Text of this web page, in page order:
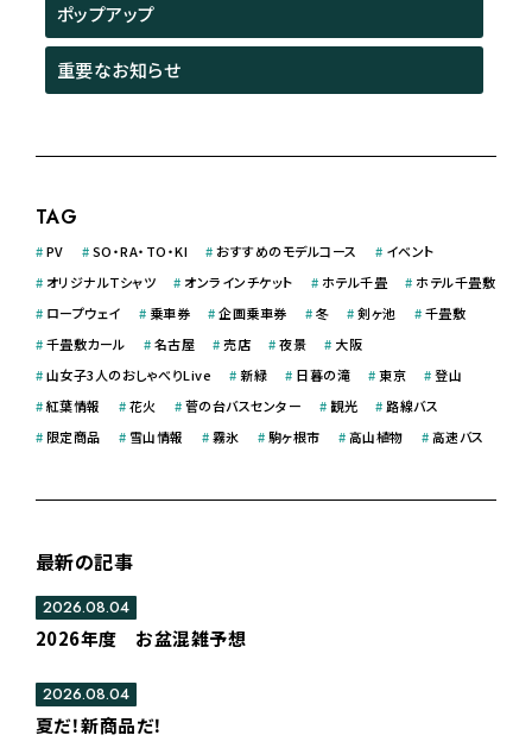
ポップアップ
重要なお知らせ
TAG
#PV #SO・RA・TO・KI #おすすめのモデルコース # イベント
# オリジナルＴシャツ # オンラインチケット # ホテル千畳 # ホテル千畳敷
# ロープウェイ # 乗車券 #企画乗車券 #冬 #剣ヶ池 #千畳敷
#千畳敷カール #名古屋 #売店 #夜景 # 大阪
#山女子3人のおしゃべりLive # 新緑 # 日暮の滝 #東京 #登山
#紅葉情報 #花火 #菅の台バスセンター # 観光 # 路線バス
# 限定商品 # 雪山情報 #霧氷 #駒ヶ根市 #高山植物 #高速バス
最新の記事
2026年度 お盆混雑予想
2026.08.04
夏だ！新商品だ！
2026.08.04